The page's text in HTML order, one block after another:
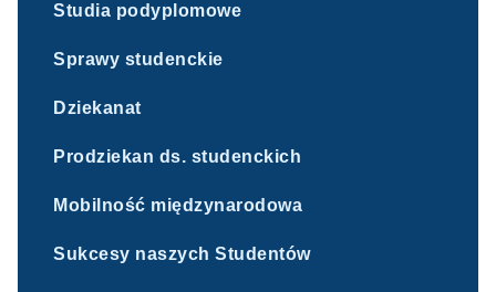
Studia podyplomowe
Sprawy studenckie
Dziekanat
Prodziekan ds. studenckich
Mobilność międzynarodowa
Sukcesy naszych Studentów